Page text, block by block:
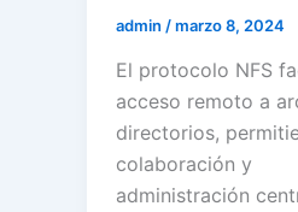
admin /marzo 8, 2024
El protocolo NFS
acceso remoto a
directorios,
colaboración y
administración